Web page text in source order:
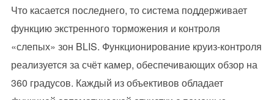
Что касается последнего, то система поддерживает
функцию экстренного торможения и контроля
«слепых» зон BLIS. Функционирование круиз-контроля
реализуется за счёт камер, обеспечивающих обзор на
360 градусов. Каждый из объективов обладает